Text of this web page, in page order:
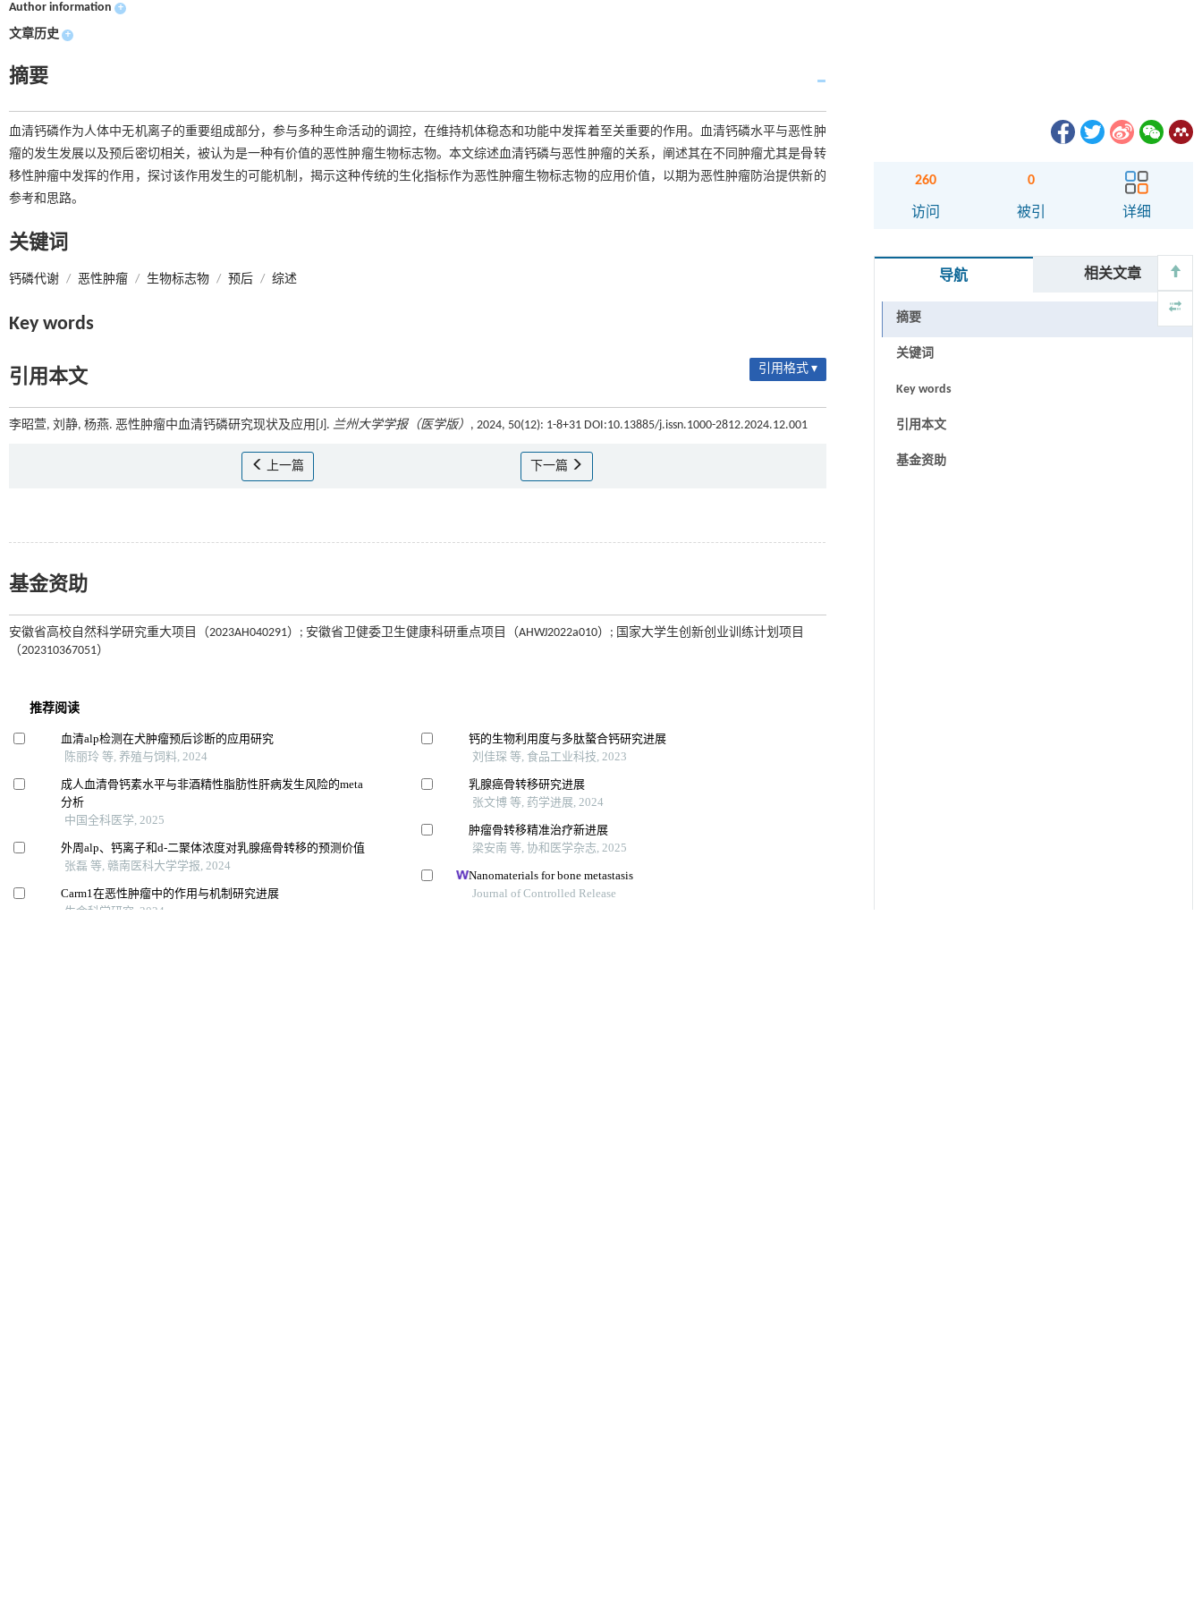
Author information +
文章历史 +
摘要
血清钙磷作为人体中无机离子的重要组成部分，参与多种生命活动的调控，在维持机体稳态和功能中发挥着至关重要的作用。血清钙磷水平与恶性肿
瘤的发生发展以及预后密切相关，被认为是一种有价值的恶性肿瘤生物标志物。本文综述血清钙磷与恶性肿瘤的关系，阐述其在不同肿瘤尤其是骨转
移性肿瘤中发挥的作用，探讨该作用发生的可能机制，揭示这种传统的生化指标作为恶性肿瘤生物标志物的应用价值，以期为恶性肿瘤防治提供新的
参考和思路。
关键词
钙磷代谢 / 恶性肿瘤 / 生物标志物 / 预后 / 综述
Key words
引用本文 引用格式 ▾
李昭萱, 刘静, 杨燕. 恶性肿瘤中血清钙磷研究现状及应用[J]. 兰州大学学报（医学版） , 2024, 50(12): 1-8+31 DOI:10.13885/j.issn.1000-2812.2024.12.001
上一篇 下一篇
基金资助
安徽省高校自然科学研究重大项目（2023AH040291）; 安徽省卫健委卫生健康科研重点项目（AHWJ2022a010）; 国家大学生创新创业训练计划项目
（202310367051）
260
访问
0
被引 详细
导航 相关文章
摘要
关键词
Key words
引用本文
基金资助